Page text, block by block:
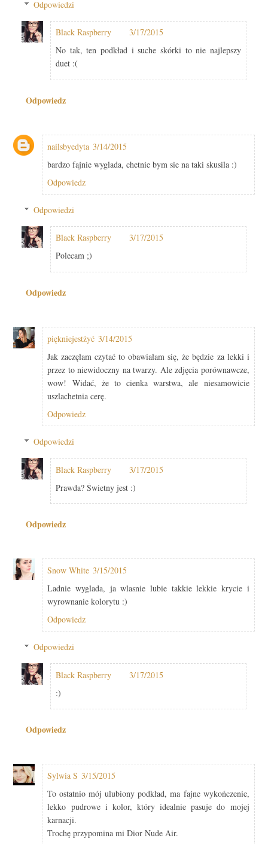
Odpowiedzi
Black Raspberry
3/17/2015
No tak, ten podkład i suche skórki to nie najlepszy
duet :(
Odpowiedz
nailsbyedyta 3/14/2015
bardzo fajnie wyglada, chetnie bym sie na taki skusila :)
Odpowiedz
Odpowiedzi
Black Raspberry
3/17/2015
Polecam ;)
Odpowiedz
piękniejestżyć 3/14/2015
Jak zaczęłam czytać to obawiałam się, że będzie za lekki i
przez to niewidoczny na twarzy. Ale zdjęcia porównawcze,
wow! Widać, że to cienka warstwa, ale niesamowicie
uszlachetnia cerę.
Odpowiedz
Odpowiedzi
Black Raspberry
3/17/2015
Prawda? Świetny jest :)
Odpowiedz
Snow White 3/15/2015
Ladnie wyglada, ja wlasnie lubie takkie lekkie krycie i
wyrownanie kolorytu :)
Odpowiedz
Odpowiedzi
Black Raspberry
3/17/2015
:)
Odpowiedz
Sylwia S 3/15/2015
To ostatnio mój ulubiony podkład, ma fajne wykończenie,
lekko pudrowe i kolor, który idealnie pasuje do mojej
karnacji.
Trochę przypomina mi Dior Nude Air.